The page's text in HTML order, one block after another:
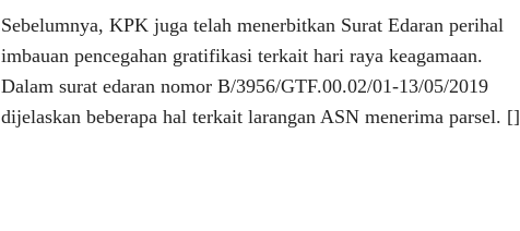
Sebelumnya, KPK juga telah menerbitkan Surat Edaran perihal
imbauan pencegahan gratifikasi terkait hari raya keagamaan.
Dalam surat edaran nomor B/3956/GTF.00.02/01-13/05/2019
dijelaskan beberapa hal terkait larangan ASN menerima parsel. []